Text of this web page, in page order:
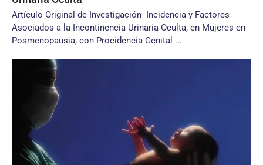
Artículo Original de Investigación Incidencia y Factores
Asociados a la Incontinencia Urinaria Oculta, en Mujeres en
Posmenopausia, con Procidencia Genital ...